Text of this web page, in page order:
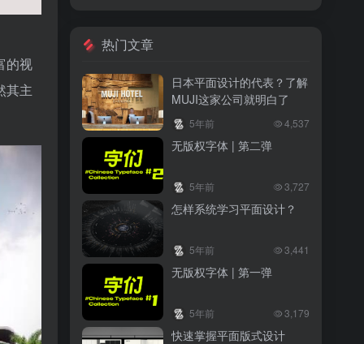
的视
其主
热门文章
日本平面设计的代表？了解
MUJI这家公司就明白了
5年前 4,537
无版权字体 | 第二弹
5年前 3,727
怎样系统学习平面设计？
5年前 3,441
无版权字体 | 第一弹
5年前 3,179
快速掌握平面版式设计